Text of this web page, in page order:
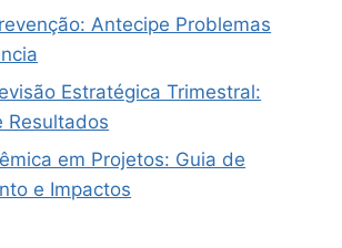
Antecipe Problemas
Estratégica Trimestral:
Resultados
em Projetos: Guia de
e Impactos